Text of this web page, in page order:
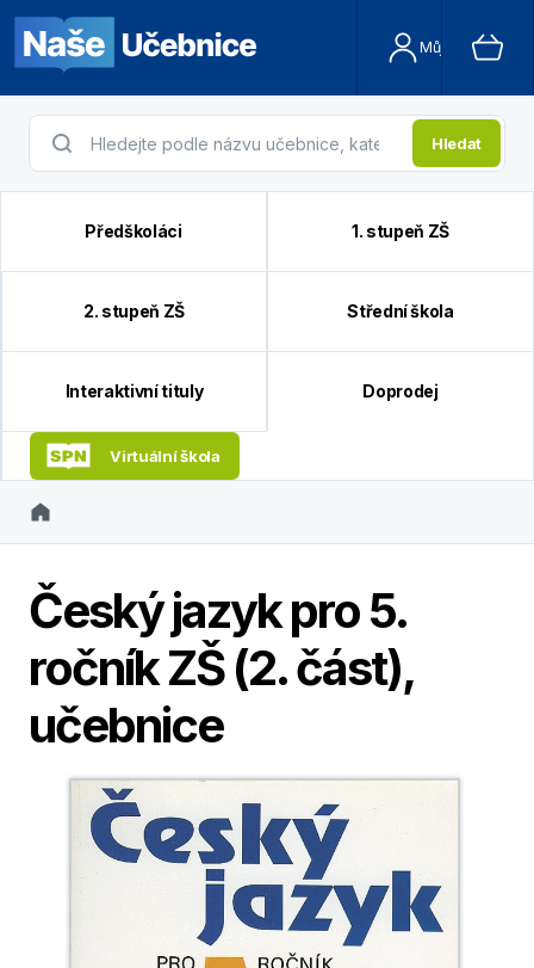
Můj účet
Hledat
Předškoláci 1. stupeň ZŠ
2. stupeň ZŠ Střední škola
Interaktivní tituly Doprodej
Virtuální škola
Český jazyk pro 5.
ročník ZŠ (2. část),
učebnice